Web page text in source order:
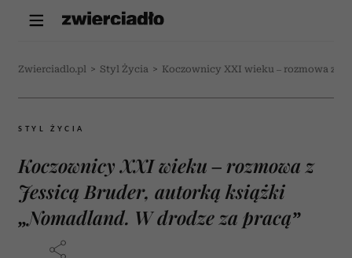
Zwierciadlo.pl > Styl Życia > Koczownicy XXI wieku – rozmowa z
STYL ŻYCIA
Koczownicy XXI wieku – rozmowa z
Jessicą Bruder, autorką książki
„Nomadland. W drodze za pracą”